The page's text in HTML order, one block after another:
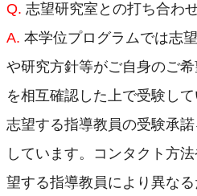
会議室予約 (3L棟以外)
会議室予約（EMP）
組織体制（学内のみ）
（旧組織）知能機能
Q. 志望研究室との打ち合わ
A. 本学位プログラムでは志
や研究方針等がご自身のご
を相互確認した上で受験し
志望する指導教員の受験承
しています。コンタクト方
望する指導教員により異な